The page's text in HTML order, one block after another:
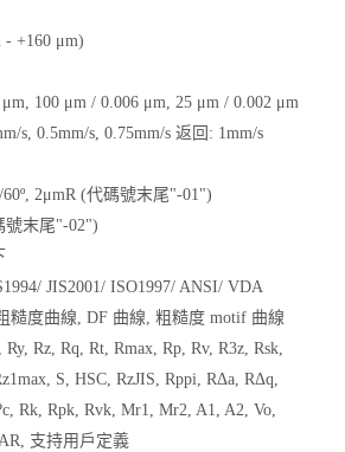
試儀器
- +160 μm)
100 μm / 0.006 μm, 25 μm / 0.002 μm
s, 0.5mm/s, 0.75mm/s 返回: 1mm/s
2μmR (代碼號末尾"-01")
號末尾"-02")
JIS2001/ ISO1997/ ANSI/ VDA
糙度曲線, DF 曲線, 粗糙度 motif 曲線
Rz, Rq, Rt, Rmax, Rp, Rv, R3z, Rsk,
S, HSC, RzJIS, Rppi, RΔa, RΔq,
Rk, Rpk, Rvk, Mr1, Mr2, A1, A2, Vo,
支持用戶定義